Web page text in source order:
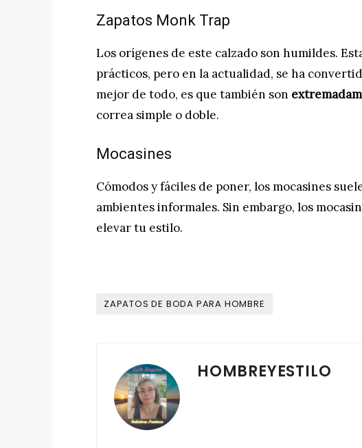
Zapatos Monk Trap
Los orígenes de este calzado son humildes.
prácticos, pero en la actualidad, se ha
mejor de todo, es que también son
correa simple o doble.
Mocasines
Cómodos y fáciles de poner, los mocasines
ambientes informales. Sin embargo, los
elevar tu estilo.
ZAPATOS DE BODA PARA HOMBRE
HOMBREYESTILO